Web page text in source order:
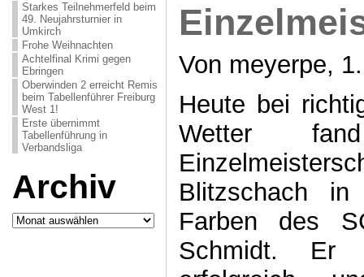
Starkes Teilnehmerfeld beim
49. Neujahrsturnier in
Umkirch
Frohe Weihnachten
Achtelfinal Krimi gegen
Ebringen
Oberwinden 2 erreicht Remis
beim Tabellenführer Freiburg
West 1!
Erste übernimmt
Tabellenführung in
Verbandsliga
Archiv
Archiv
Von meyerpe,
Heute bei
Wetter
Blitzschach
Farben des
Schmidt. Er